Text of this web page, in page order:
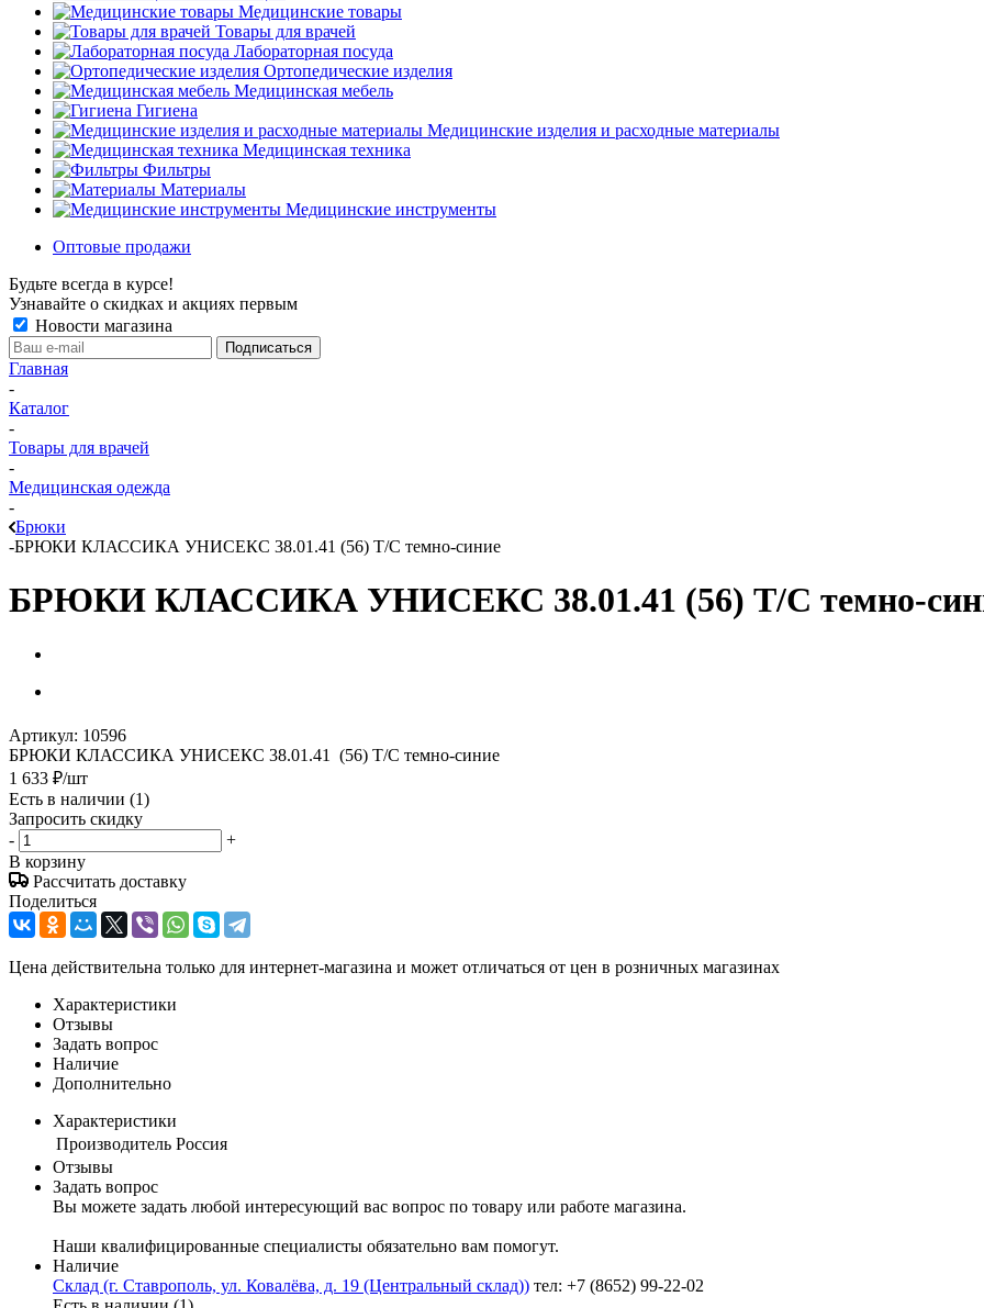
Медицинские товары
Товары для врачей
Лабораторная посуда
Ортопедические изделия
Медицинская мебель
Гигиена
Медицинские изделия и расходные материалы
Медицинская техника
Фильтры
Материалы
Медицинские инструменты
Оптовые продажи
Будьте всегда в курсе!
Узнавайте о скидках и акциях первым
Новости магазина
Главная
-
Каталог
-
Товары для врачей
-
Медицинская одежда
-
Брюки
-БРЮКИ КЛАССИКА УНИСЕКС 38.01.41 (56) Т/С темно-синие
БРЮКИ КЛАССИКА УНИСЕКС 38.01.41 (56) Т/С темно-
Артикул: 10596
БРЮКИ КЛАССИКА УНИСЕКС 38.01.41 (56) Т/С темно-синие
1 633 ₽/шт
Есть в наличии (1)
Запросить скидку
-
+
В корзину
Рассчитать доставку
Поделиться
Цена действительна только для интернет-магазина и может отличаться от цен в розничных магазинах
Характеристики
Отзывы
Задать вопрос
Наличие
Дополнительно
Характеристики
Производитель Россия
Отзывы
Задать вопрос
Вы можете задать любой интересующий вас вопрос по товару или работе магазина.
Наши квалифицированные специалисты обязательно вам помогут.
Наличие
Склад (г. Ставрополь, ул. Ковалёва, д. 19 (Центральный склад)) тел: +7 (8652) 99-22-02